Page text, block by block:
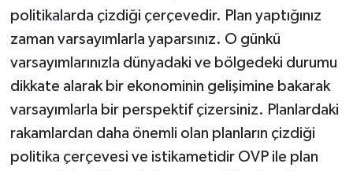
politikalarda çizdiği çerçevedir. Plan yaptığınız
zaman varsayımlarla yaparsınız. O günkü
varsayımlarınızla dünyadaki ve bölgedeki durumu
dikkate alarak bir ekonominin gelişimine bakarak
varsayımlarla bir perspektif çizersiniz. Planlardaki
rakamlardan daha önemli olan planların çizdiği
politika çerçevesi ve istikametidir OVP ile plan